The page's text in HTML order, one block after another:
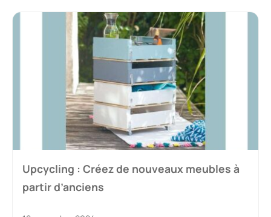
Upcycling : Créez de nouveaux meubles à
partir d’anciens